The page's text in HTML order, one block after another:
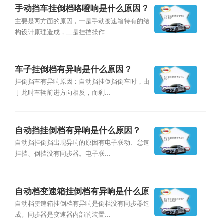
手动挡车挂倒档咯噔响是什么原因？
主要是两方面的原因，一是手动变速箱特有的结
构设计原理造成，二是挂挡操作...
车子挂倒档有异响是什么原因？
挂倒挡车有异响原因：自动挡挂倒挡倒车时，由
于此时车辆前进方向相反，而刹...
自动挡挂倒档有异响是什么原因？
自动挡挂倒挡出现异响的原因有电子联动、怠速
挂挡、倒挡没有同步器。电子联...
自动档变速箱挂倒档有异响是什么原
因？
自动档变速箱挂倒档有异响是倒档没有同步器造
成。同步器是变速器内部的装置...